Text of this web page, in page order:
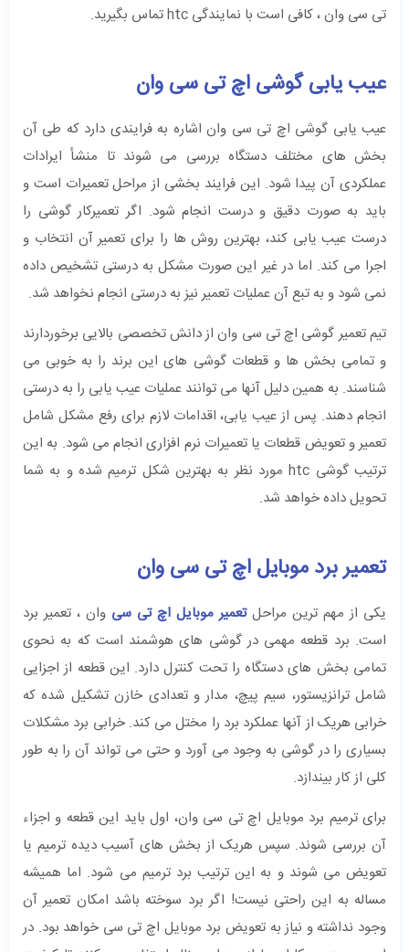
تی سی وان ، کافی است با نمایندگی htc تماس بگیرید.
عیب یابی گوشی اچ تی سی وان
عیب یابی گوشی اچ تی سی وان اشاره به فرایندی دارد که طی آن
بخش های مختلف دستگاه بررسی می شوند تا منشأ ایرادات
عملکردی آن پیدا شود. این فرایند بخشی از مراحل تعمیرات است و
باید به صورت دقیق و درست انجام شود. اگر تعمیرکار گوشی را
درست عیب یابی کند، بهترین روش ها را برای تعمیر آن انتخاب و
اجرا می کند. اما در غیر این صورت مشکل به درستی تشخیص داده
نمی شود و به تبع آن عملیات تعمیر نیز به درستی انجام نخواهد شد.
تیم تعمیر گوشی اچ تی سی وان از دانش تخصصی بالایی برخوردارند
و تمامی بخش ها و قطعات گوشی های این برند را به خوبی می
شناسند. به همین دلیل آنها می توانند عملیات عیب یابی را به درستی
انجام دهند. پس از عیب یابی، اقدامات لازم برای رفع مشکل شامل
تعمیر و تعویض قطعات یا تعمیرات نرم افزاری انجام می شود. به این
ترتیب گوشی htc مورد نظر به بهترین شکل ترمیم شده و به شما
تحویل داده خواهد شد.
تعمیر برد موبایل اچ تی سی وان
یکی از مهم ترین مراحلتعمیر موبایل اچ تی سی وان ، تعمیر برد
است. برد قطعه مهمی در گوشی های هوشمند است که به نحوی
تمامی بخش های دستگاه را تحت کنترل دارد. این قطعه از اجزایی
شامل ترانزیستور، سیم پیچ، مدار و تعدادی خازن تشکیل شده که
خرابی هریک از آنها عملکرد برد را مختل می کند. خرابی برد مشکلات
بسیاری را در گوشی به وجود می آورد و حتی می تواند آن را به طور
کلی از کار بیندازد.
برای ترمیم برد موبایل اچ تی سی وان، اول باید این قطعه و اجزاء
آن بررسی شوند. سپس هریک از بخش های آسیب دیده ترمیم یا
تعویض می شوند و به این ترتیب برد ترمیم می شود. اما همیشه
مساله به این راحتی نیست! اگر برد سوخته باشد امکان تعمیر آن
وجود نداشته و نیاز به تعویض برد موبایل اچ تی سی خواهد بود. در